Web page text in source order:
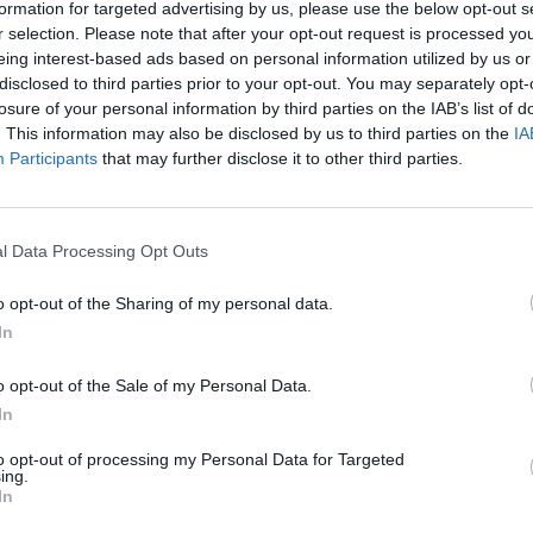
for targeted advertising by us, please use the below opt-out
selection. Please note that after your opt-out request is processed
interest-based ads based on personal information utilized by us
to third parties prior to your opt-out. You may separately
of your personal information by third parties on the IAB’s list of
This information may also be disclosed by us to third parties on the
Participants that may further disclose it to other third parties.
Data Processing Opt Outs
opt-out of the Sharing of my personal data.
opt-out of the Sale of my Personal Data.
opt-out of processing my Personal Data for Targeted
dell’innovazione per sostenere il rilancio economico del Paese e
al digitale e sulla sua capacità di abilitare l’evoluzione del Paese
rilevanti in settori strategici nel nostro Paese, dando vita ad
rispetto alle economie europee più avanzate in relazione
luce le peculiarità e le potenzialità del Paese.
nella sostituzione di una tecnologia obsoleta con una più evoluta,
tra i Paesi europei, primato a cui Samsung è fiera di aver contribuito,
Così come vantiamo eccellenze nell’innovazione, che vanno da
talenti in tutta Italia. Riflessioni che il Presidente di
anni è stata in forte ritardo. Questo ci è costato 2 punti del PIL.
delle Istituzioni nei confronti dell’adozione del digitale quale motore di
piccole come Milano, che fanno un uso pervasivo della tecnologia, e
in questo processo evolutivo è continuare a promuovere
in questi 25 anni,”